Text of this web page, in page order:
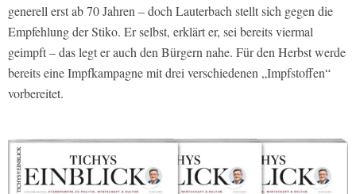
generell erst ab 70 Jahren – doch Lauterbach stellt sich gegen die
Empfehlung der Stiko. Er selbst, erklärt er, sei bereits viermal
geimpft – das legt er auch den Bürgern nahe. Für den Herbst werde
bereits eine Impfkampagne mit drei verschiedenen „Impfstoffen“
vorbereitet.